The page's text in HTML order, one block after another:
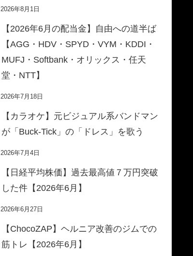
2026年8月1日
【2026年6月の配当金】自由への道半ば
【AGG・HDV・SPYD・VYM・KDDI・
MUFJ・Softbank・オリックス・任天
堂・NTT】
2026年7月18日
【カラオケ】元ビジュアル系バンドマン
が「Buck-Tick」の「ドレス」を歌う
2026年7月4日
【日経平均株価】過去最高値７万円突破
した件【2026年6月】
2026年6月27日
【ChocoZAP】ヘルニア改善のジムでの
筋トレ【2026年6月】